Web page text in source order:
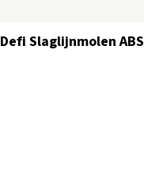
Defi Slaglijnmolen ABS